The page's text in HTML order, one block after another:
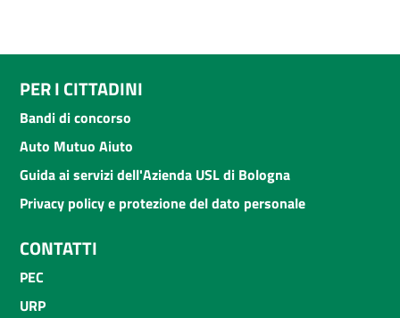
PER I CITTADINI
Bandi di concorso
Auto Mutuo Aiuto
Guida ai servizi dell'Azienda USL di Bologna
Privacy policy e protezione del dato personale
CONTATTI
PEC
URP